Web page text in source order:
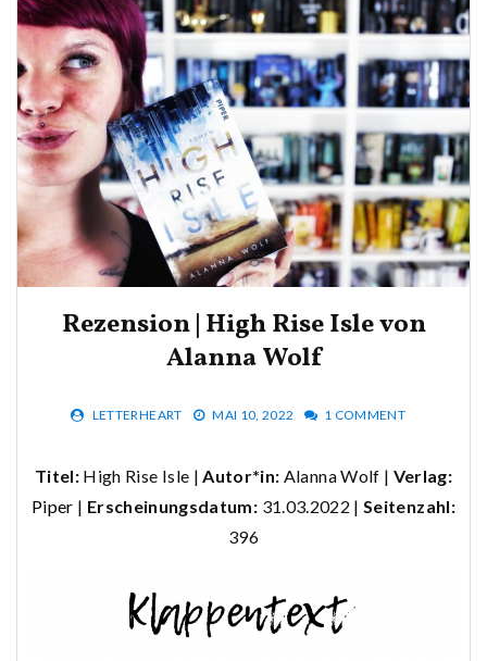
Rezension | High Rise Isle von
Alanna Wolf
LETTERHEART MAI 10, 2022 1 COMMENT
Titel: High Rise Isle | Autor*in: Alanna Wolf | Verlag:
Piper | Erscheinungsdatum: 31.03.2022 | Seitenzahl:
396